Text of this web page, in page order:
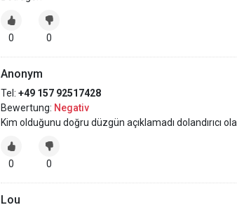
0 0
Anonym
Tel: +49 157 92517428
Bewertung: Negativ
Kim olduğunu doğru düzgün açıklamadı dolandırıcı
0 0
Lou